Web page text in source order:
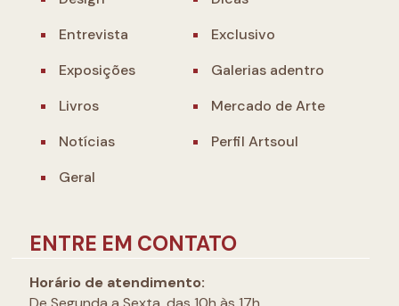
Entrevista
Exclusivo
Exposições
Galerias adentro
Livros
Mercado de Arte
Notícias
Perfil Artsoul
Geral
ENTRE EM CONTATO
Horário de atendimento: